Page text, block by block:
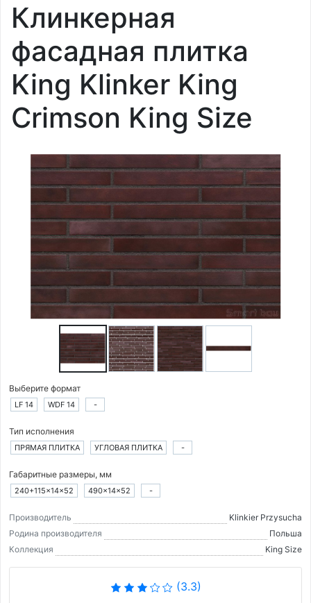
Клинкерная
фасадная плитка
King Klinker King
Crimson King Size
Выберите формат
LF 14 WDF 14 -
Тип исполнения
ПРЯМАЯ ПЛИТКА УГЛОВАЯ ПЛИТКА -
Габаритные размеры, мм
240+115×14×52 490×14×52 -
Производитель
Klinkier Przysucha
Родина производителя
Польша
Коллекция
King Size
(3.3)